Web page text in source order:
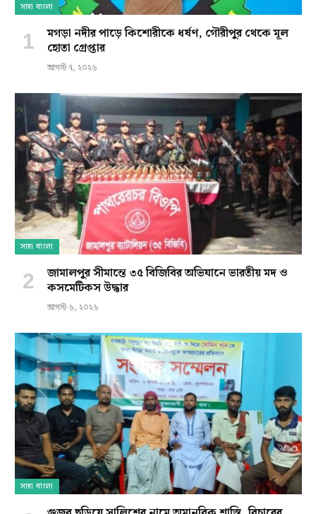
সারা বাংলা
মগড়া নদীর পাড়ে কিশোরীকে ধর্ষণ, গৌরীপুর থেকে মূল
হোতা গ্রেপ্তার
আগস্ট ৭, ২০২৬
সারা বাংলা
জামালপুর সীমান্তে ৩৫ বিজিবির অভিযানে ভারতীয় মদ ও
কসমেটিকস উদ্ধার
আগস্ট ৬, ২০২৬
সারা বাংলা